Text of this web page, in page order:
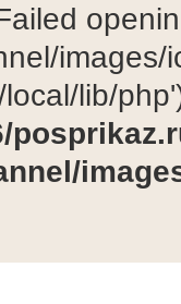
images/
lib/